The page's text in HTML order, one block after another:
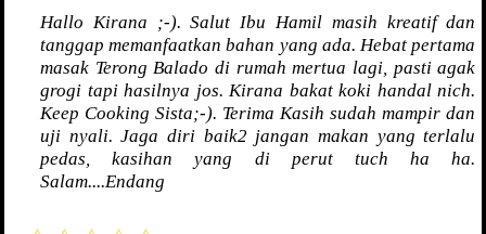
Hallo Kirana ;-). Salut Ibu Hamil masih kreatif dan
tanggap memanfaatkan bahan yang ada. Hebat pertama
masak Terong Balado di rumah mertua lagi, pasti agak
grogi tapi hasilnya jos. Kirana bakat koki handal nich.
Keep Cooking Sista;-). Terima Kasih sudah mampir dan
uji nyali. Jaga diri baik2 jangan makan yang terlalu
pedas, kasihan yang di perut tuch ha ha.
Salam....Endang